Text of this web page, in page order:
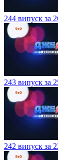
244 випуск за
243 випуск за
242 випуск за